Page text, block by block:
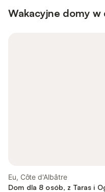
Wakacyjne domy
Eu, Côte d'Albâtre
Dom dla 8 osób, z Taras i